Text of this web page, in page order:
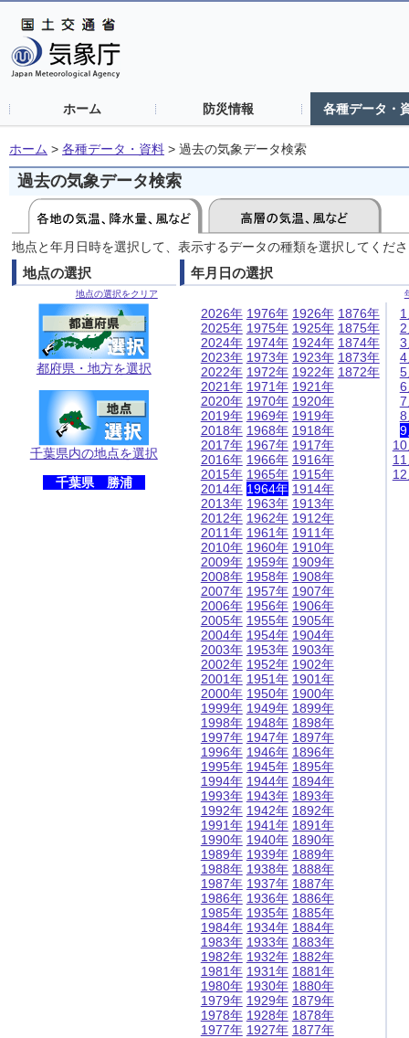
ホーム 防災情報 各種データ・
ホーム > 各種データ・資料 > 過去の気象データ検索
過去の気象データ検索
地点と年月日時を選択して、表示するデータの種類を選択してくだ
地点の選択
地点の選択をクリア
都府県・地方を選択
千葉県内の地点を選択
千葉県 勝浦
年月日の選択
2026年
2025年
2024年
2023年
2022年
2021年
2020年
2019年
2018年
2017年
2016年
2015年
2014年
2013年
2012年
2011年
2010年
2009年
2008年
2007年
2006年
2005年
2004年
2003年
2002年
2001年
2000年
1999年
1998年
1997年
1996年
1995年
1994年
1993年
1992年
1991年
1990年
1989年
1988年
1987年
1986年
1985年
1984年
1983年
1982年
1981年
1980年
1979年
1978年
1977年
1976年
1975年
1974年
1973年
1972年
1971年
1970年
1969年
1968年
1967年
1966年
1965年
1964年
1963年
1962年
1961年
1960年
1959年
1958年
1957年
1956年
1955年
1954年
1953年
1952年
1951年
1950年
1949年
1948年
1947年
1946年
1945年
1944年
1943年
1942年
1941年
1940年
1939年
1938年
1937年
1936年
1935年
1934年
1933年
1932年
1931年
1930年
1929年
1928年
1927年
1926年
1925年
1924年
1923年
1922年
1921年
1920年
1919年
1918年
1917年
1916年
1915年
1914年
1913年
1912年
1911年
1910年
1909年
1908年
1907年
1906年
1905年
1904年
1903年
1902年
1901年
1900年
1899年
1898年
1897年
1896年
1895年
1894年
1893年
1892年
1891年
1890年
1889年
1888年
1887年
1886年
1885年
1884年
1883年
1882年
1881年
1880年
1879年
1878年
1877年
1876年
1875年
1874年
1873年
1872年